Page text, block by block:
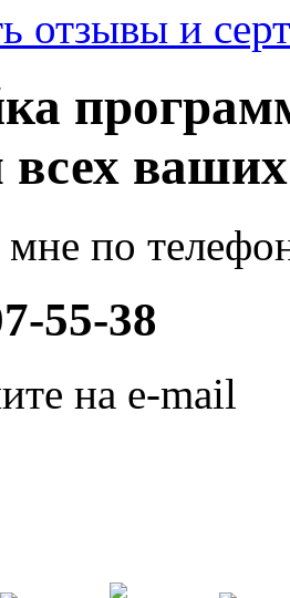
отзывы и
всех
по
55-38
на e-mail